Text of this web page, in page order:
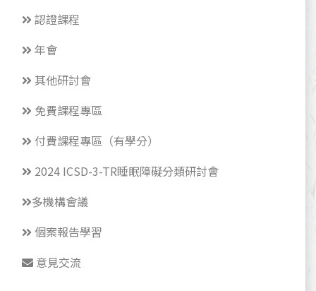
認證課程
年會
其他研討會
免費課程專區
付費課程專區（有學分）
2024 ICSD-3-TR睡眠障礙分類研討會
多機構會議
個案報告學習
意見交流